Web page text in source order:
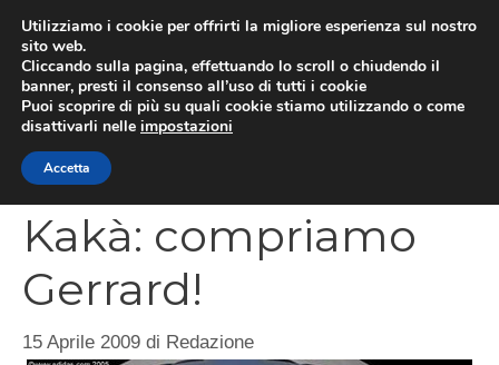
contenuto
Kakà: compriamo
Gerrard!
15 Aprile 2009 di Redazione
Utilizziamo i cookie per offrirti la migliore esperienza sul nostro
sito web.
Cliccando sulla pagina, effettuando lo scroll o chiudendo il
banner, presti il consenso all’uso di tutti i cookie
Puoi scoprire di più su quali cookie stiamo utilizzando o come
disattivarli nelle impostazioni
Accetta